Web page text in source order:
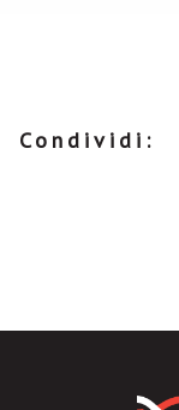
Condividi: